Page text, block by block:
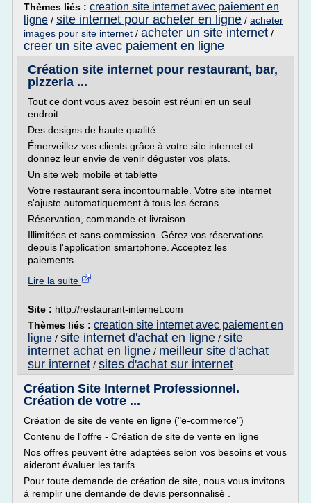
Thèmes liés : creation site internet avec paiement en
ligne / site internet pour acheter en ligne / acheter
images pour site internet / acheter un site internet /
creer un site avec paiement en ligne
Création site internet pour restaurant, bar,
pizzeria ...
Tout ce dont vous avez besoin est réuni en un seul
endroit
Des designs de haute qualité
Émerveillez vos clients grâce à votre site internet et
donnez leur envie de venir déguster vos plats.
Un site web mobile et tablette
Votre restaurant sera incontournable. Votre site internet
s'ajuste automatiquement à tous les écrans.
Réservation, commande et livraison
Illimitées et sans commission. Gérez vos réservations
depuis l'application smartphone. Acceptez les
paiements...
Lire la suite
Site : http://restaurant-internet.com
Thèmes liés : creation site internet avec paiement en
ligne / site internet d'achat en ligne / site
internet achat en ligne / meilleur site d'achat
sur internet / sites d'achat sur internet
Création Site Internet Professionnel.
Création de votre ...
Création de site de vente en ligne ("e-commerce")
Contenu de l'offre - Création de site de vente en ligne
Nos offres peuvent être adaptées selon vos besoins et vous
aideront évaluer les tarifs.
Pour toute demande de création de site, nous vous invitons
à remplir une demande de devis personnalisé .